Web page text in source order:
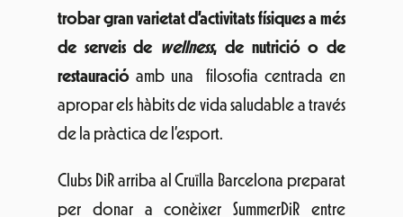
trobar gran varietat d’activitats físiques a més
de serveis de wellness, de nutrició o de
restauració amb una filosofia centrada en
apropar els hàbits de vida saludable a través
de la pràctica de l’esport.
Clubs DiR arriba al Cruïlla Barcelona preparat
per donar a conèixer SummerDiR entre